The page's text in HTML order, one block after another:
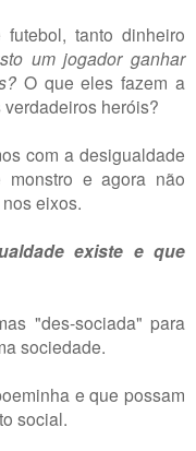
tanto dinheiro
um jogador ganhar
O que eles fazem a
heróis?
com a desigualdade
monstro e agora não
eixos.
existe e que
"des-sociada" para
sociedade.
e que possam
social.